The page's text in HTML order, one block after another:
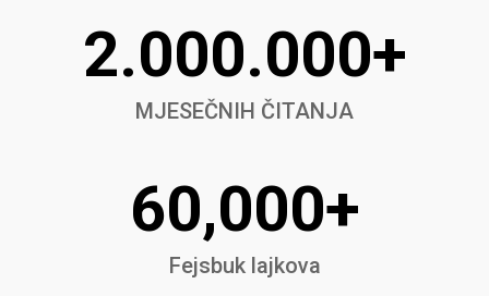
2.000.000+
MJESEČNIH ČITANJA
60,000+
Fejsbuk lajkova